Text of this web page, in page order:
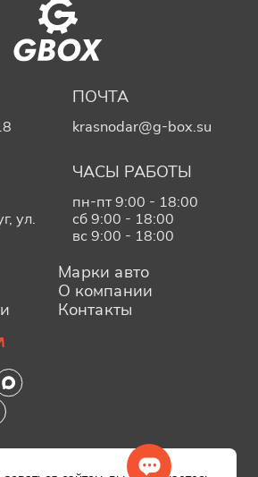
ПОЧТА
krasnodar@g-box.su
ул.
ЧАСЫ РАБОТЫ
пн-пт 9:00 - 18:00
сб 9:00 - 18:00
вс 9:00 - 18:00
Марки авто
О компании
Контакты